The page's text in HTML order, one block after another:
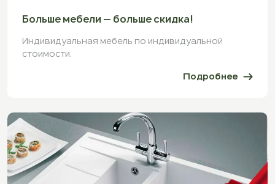
Больше мебели — больше скидка!
Индивидуальная мебель по индивидуальной
стоимости.
Подробнее